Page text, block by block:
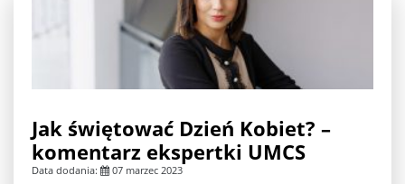
Jak świętować Dzień Kobiet? –
komentarz ekspertki UMCS
Data dodania: 07 marzec 2023